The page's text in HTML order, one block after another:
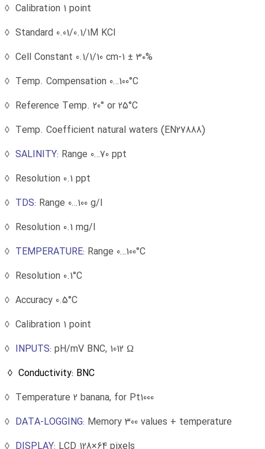
Calibration 1 point ◊
Standard 0.01/0.1/1M KCl ◊
Cell Constant 0.1/1/10 cm-1 ± ۳۰% ◊
Temp. Compensation 0…100°C ◊
Reference Temp. 20° or 25°C ◊
(Temp. Coefficient natural waters (EN27888 ◊
SALINITY: Range 0…70 ppt ◊
Resolution 0.1 ppt ◊
TDS: Range 0…100 g/l ◊
Resolution 0.1 mg/l ◊
TEMPERATURE: Range 0…100°C ◊
Resolution 0.1°C ◊
Accuracy 0.5°C ◊
Calibration 1 point ◊
INPUTS: pH/mV BNC, 1012 Ω ◊
Conductivity: BNC ◊
Temperature 2 banana, for Pt1000 ◊
DATA-LOGGING: Memory 300 values + temperature ◊